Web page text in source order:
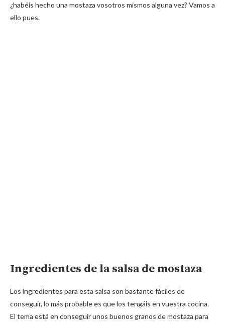
¿habéis hecho una mostaza vosotros mismos alguna vez? Vamos a
ello pues.
Ingredientes de la salsa de mostaza
Los ingredientes para esta salsa son bastante fáciles de
conseguir, lo más probable es que los tengáis en vuestra cocina.
El tema está en conseguir unos buenos granos de mostaza para